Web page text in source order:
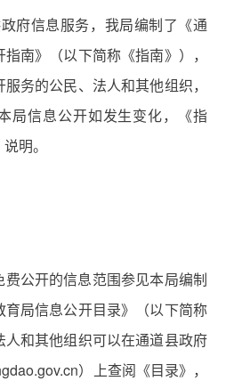
府信息服务，我局编制了《通
南》（以下简称《指南》），
务的公民、法人和其他组织，
局信息公开如发生变化，《指
明。
公开的信息范围参见本局编制
局信息公开目录》（以下简称
人和其他组织可以在通道县政府
）上查阅《目录》，